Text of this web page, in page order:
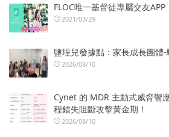
FLOC唯一基督徒專屬交友
2021/03/29
鹽埕兒發據點：家長成長團體
2026/08/10
Cynet 的 MDR 主動式威脅響
程錯失阻斷攻擊黃金期！
2026/08/10